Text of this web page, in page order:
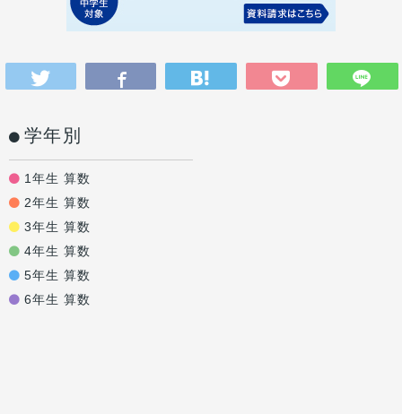
学年別
1年生 算数
2年生 算数
3年生 算数
4年生 算数
5年生 算数
6年生 算数